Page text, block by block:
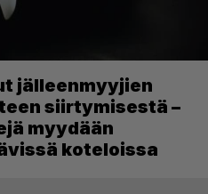
jälleenmyyjien
siirtymisestä –
myydään
koteloissa